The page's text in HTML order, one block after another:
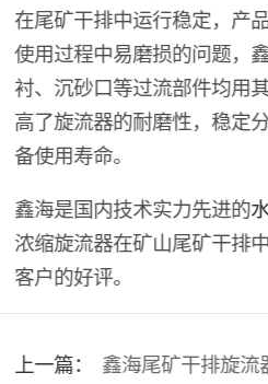
在尾矿干排中运行稳定，产
使用过程中易磨损的问题，
衬、沉砂口等过流部件均用
高了旋流器的耐磨性，稳定
备使用寿命。
鑫海是国内技术实力先进的
浓缩旋流器在矿山尾矿干排
客户的好评。
上一篇：
鑫海尾矿干排旋流